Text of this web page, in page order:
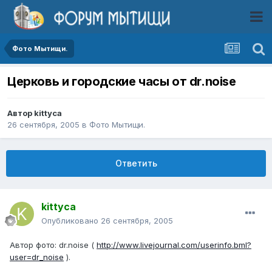
Фото Мытищи.
Церковь и городские часы от dr.noise
Автор kittyca
26 сентября, 2005 в Фото Мытищи.
Ответить
kittyca
Опубликовано 26 сентября, 2005
Автор фото: dr.noise ( http://www.livejournal.com/userinfo.bml?
user=dr_noise ).